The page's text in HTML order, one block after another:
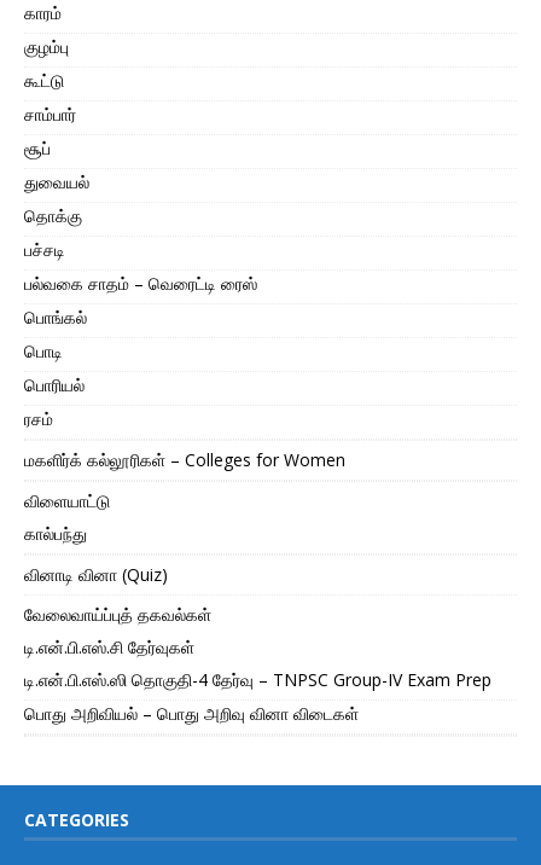
காரம்
குழம்பு
கூட்டு
சாம்பார்
சூப்
துவையல்
தொக்கு
பச்சடி
பல்வகை சாதம் – வெரைட்டி ரைஸ்
பொங்கல்
பொடி
பொரியல்
ரசம்
மகளிர்க் கல்லூரிகள் – Colleges for Women
விளையாட்டு
கால்பந்து
வினாடி வினா (Quiz)
வேலைவாய்ப்புத் தகவல்கள்
டி.என்.பி.எஸ்.சி தேர்வுகள்
டி.என்.பி.எஸ்.ஸி தொகுதி-4 தேர்வு – TNPSC Group-IV Exam Prep
பொது அறிவியல் – பொது அறிவு வினா விடைகள்
CATEGORIES